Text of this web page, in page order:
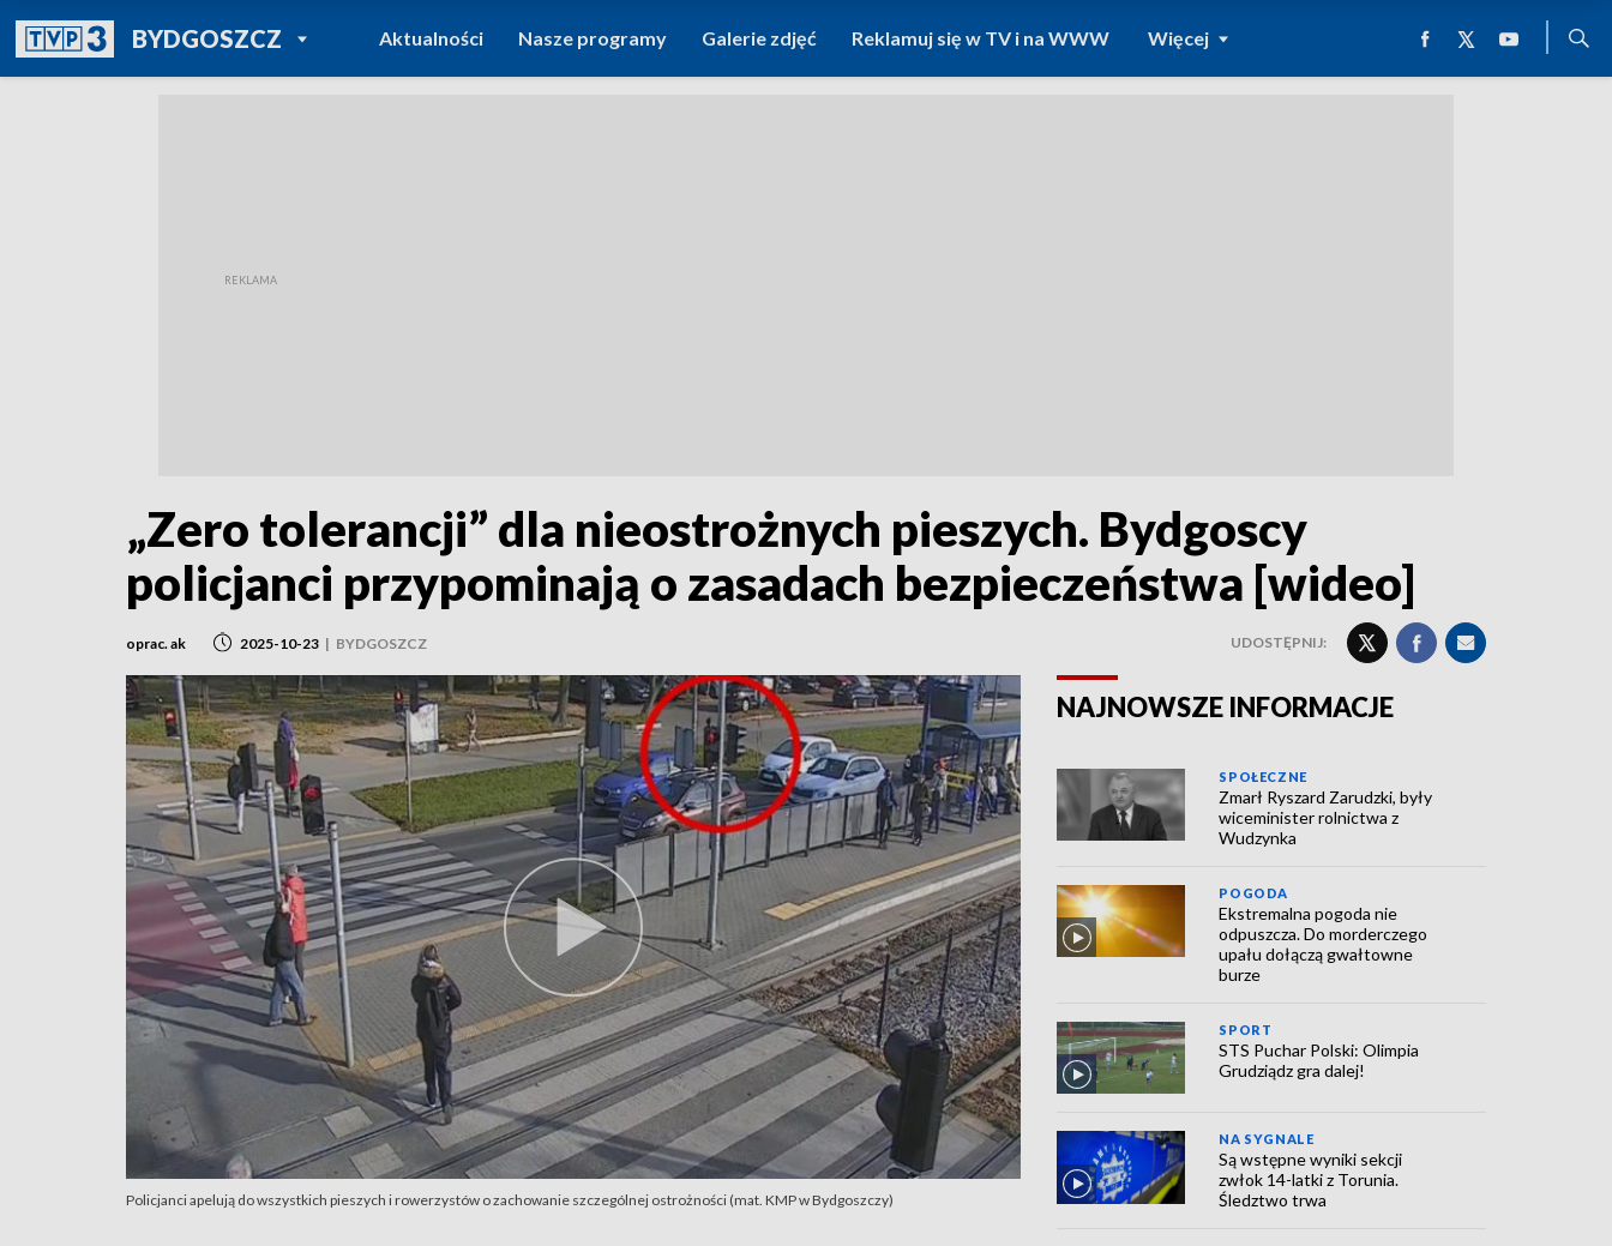
BYDGOSZCZPOWRÓT DO
TVP REGIONY
Aktualności Nasze programy Galerie zdjęć Reklamuj się w TV i na WWW Więcej
„Zero tolerancji” dla nieostrożnych pieszych. Bydgoscy
policjanci przypominają o zasadach bezpieczeństwa [wideo]
oprac. ak 2025-10-23 | BYDGOSZCZ UDOSTĘPNIJ:
Policjanci apelują do wszystkich pieszych i rowerzystów o zachowanie szczególnej ostrożności (mat. KMP w Bydgoszczy)
NAJNOWSZE INFORMACJE
SPOŁECZNE
Zmarł Ryszard Zarudzki, były
wiceminister rolnictwa z
Wudzynka
POGODA
Ekstremalna pogoda nie
odpuszcza. Do morderczego
upału dołączą gwałtowne
burze
SPORT
STS Puchar Polski: Olimpia
Grudziądz gra dalej!
NA SYGNALE
Są wstępne wyniki sekcji
zwłok 14-latki z Torunia.
Śledztwo trwa